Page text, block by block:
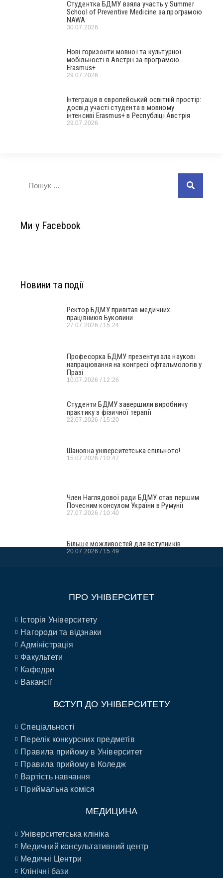
Студентка БДМУ взяла участь у Summer
School of Preventive Medicine за програмою
NAWA
30.07.2026
Нові горизонти мовної та культурної
мобільності в Австрії за програмою
Erasmus+
29.07.2026
Інтеграція в європейський освітній простір:
досвід участі студента в мовному
інтенсиві Erasmus+ в Республіці Австрія
29.07.2026
Ми у Facebook
Новини та події
Ректор БДМУ привітав медичних
працівників Буковини
27.07.2026 15:24
Професорка БДМУ презентувала наукові
напрацювання на конгресі офтальмологів у
Празі
10.07.2026 12:26
Студенти БДМУ завершили виробничу
практику з фізичної терапії
22.07.2026 15:20
Шановна університетська спільното!
15.07.2026 10:47
Член Наглядової ради БДМУ став першим
Почесним консулом України в Румунії
27.07.2026 10:40
Більше можливостей для вступників
20.07.2026 15:49
ПРО УНІВЕРСИТЕТ
Історія Університету
Нагороди та відзнаки
Адміністрація
Факультети
Кафедри
Вакансії
ВСТУП ДО УНІВЕРСИТЕТУ
Спеціальності
Перелік конкурсних предметів
Правила прийому в Університет
Правила прийому в Коледж
Вартість навчання
Приймальна коміся
МЕДИЦИНА
Університетська клініка
Медичний консультативний центр
Медичні Центри
Клінічні бази